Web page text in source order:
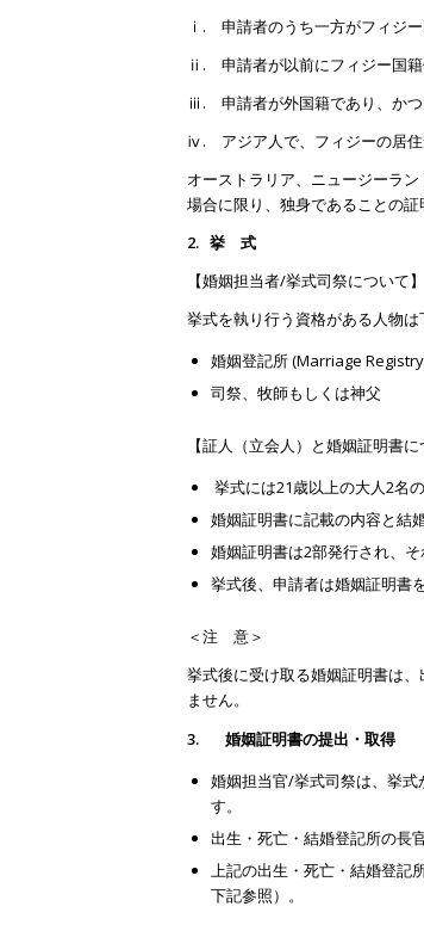
ⅰ. 申請者のうち一方がフィジ
ⅱ. 申請者が以前にフィジー国
ⅲ. 申請者が外国籍であり、か
ⅳ. アジア人で、フィジーの居住
オーストラリア、ニュージーラ
場合に限り、独身であることの証
2. 挙 式
【婚姻担当者/挙式司祭について】
挙式を執り行う資格がある人物は
婚姻登記所 (Marriage
司祭、牧師もしくは神父
【証人（立会人）と婚姻証明書に
挙式には21歳以上の大人2名
婚姻証明書に記載の内容と結
婚姻証明書は2部発行され、
挙式後、申請者は婚姻証明書
＜注 意＞
挙式後に受け取る婚姻証明書は
ません。
3.
婚姻証明書の提出・取得
婚姻担当官/挙式司祭は、挙
す。
出生・死亡・結婚登記所の長
上記の出生・死亡・結婚登
下記参照）。